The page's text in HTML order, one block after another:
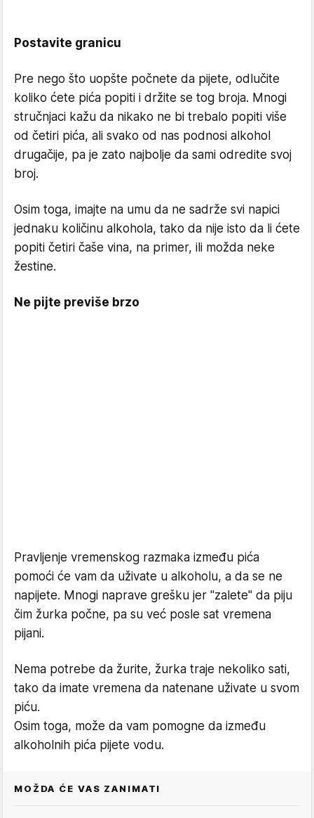
Postavite granicu
Pre nego što uopšte počnete da pijete, odlučite
koliko ćete pića popiti i držite se tog broja. Mnogi
stručnjaci kažu da nikako ne bi trebalo popiti više
od četiri pića, ali svako od nas podnosi alkohol
drugačije, pa je zato najbolje da sami odredite svoj
broj.
Osim toga, imajte na umu da ne sadrže svi napici
jednaku količinu alkohola, tako da nije isto da li ćete
popiti četiri čaše vina, na primer, ili možda neke
žestine.
Ne pijte previše brzo
Pravljenje vremenskog razmaka između pića
pomoći će vam da uživate u alkoholu, a da se ne
napijete. Mnogi naprave grešku jer "zalete" da piju
čim žurka počne, pa su već posle sat vremena
pijani.
Nema potrebe da žurite, žurka traje nekoliko sati,
tako da imate vremena da natenane uživate u svom
piću.
Osim toga, može da vam pomogne da između
alkoholnih pića pijete vodu.
MOŽDA ĆE VAS ZANIMATI